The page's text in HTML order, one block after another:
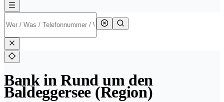
Bank in Rund um den
Baldeggersee (Region)